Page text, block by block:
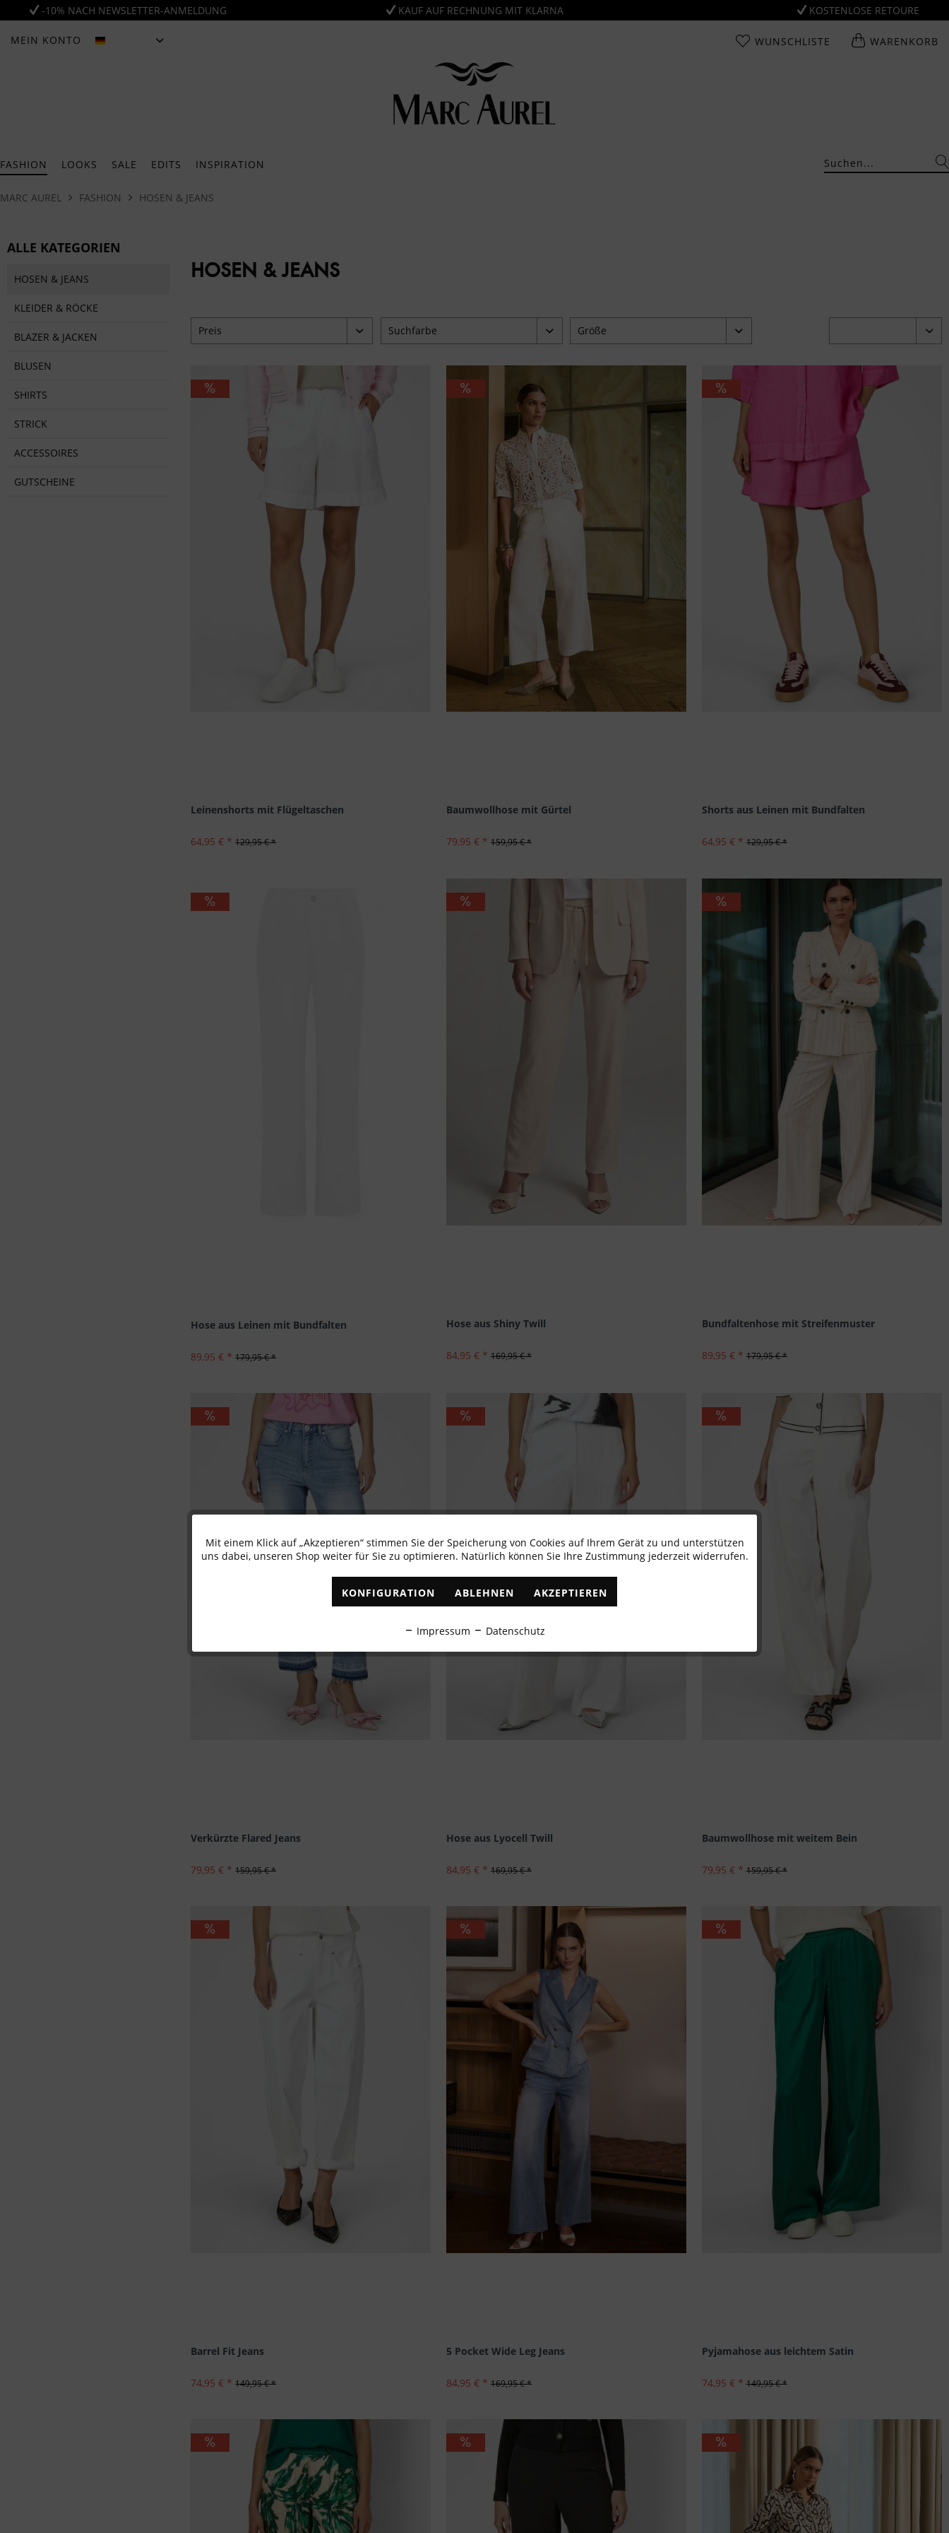
-10% NACH NEWSLETTER-ANMELDUNG KAUF AUF RECHNUNG MIT KLARNA KOSTENLOSE RETOURE
MEIN KONTO WUNSCHLISTE WARENKORB
FASHION LOOKS SALE EDITS INSPIRATION
MARC AUREL FASHION HOSEN & JEANS
ALLE KATEGORIEN
HOSEN & JEANS
KLEIDER & RÖCKE
BLAZER & JACKEN
BLUSEN
SHIRTS
STRICK
ACCESSOIRES
GUTSCHEINE
HOSEN & JEANS
Preis
von 59,95 €
Suchfarbe Größe
34
Leinenshorts mit Flügeltaschen
64,95 € * 129,95 € *
Baumwollhose mit Gürtel
79,95 € * 159,95 € *
Shorts aus Leinen mit Bundfalten
64,95 € * 129,95 € *
Hose aus Leinen mit Bundfalten
89,95 € * 179,95 € *
Hose aus Shiny Twill
84,95 € * 169,95 € *
Bundfaltenhose mit Streifenmuster
89,95 € * 179,95 € *
Verkürzte Flared Jeans
79,95 € * 159,95 € *
Hose aus Lyocell Twill
84,95 € * 169,95 € *
Baumwollhose mit weitem Bein
79,95 € * 159,95 € *
Barrel Fit Jeans
74,95 € * 149,95 € *
5 Pocket Wide Leg Jeans
84,95 € * 169,95 € *
Pyjamahose aus leichtem Satin
74,95 € * 149,95 € *
Funktionale Aktiv
Personalisierung
Mit einem Klick auf „Akzeptieren“ stimmen Sie der Speicherung von Cookies auf Ihrem Gerät zu und unterstützen
uns dabei, unseren Shop weiter für Sie zu optimieren. Natürlich können Sie Ihre Zustimmung jederzeit widerrufen.
KONFIGURATION ABLEHNEN AKZEPTIEREN
Impressum Datenschutz